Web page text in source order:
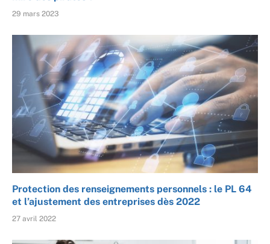
29 mars 2023
Protection des renseignements personnels : le PL 64
et l’ajustement des entreprises dès 2022
27 avril 2022